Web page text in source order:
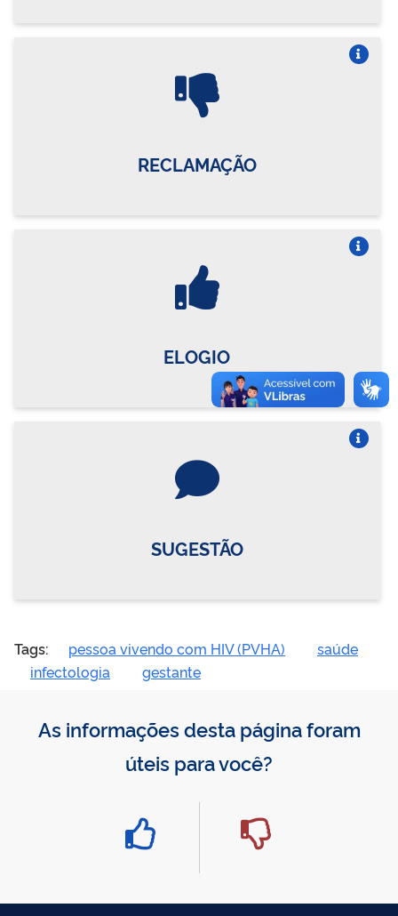
RECLAMAÇÃO
ELOGIO
SUGESTÃO
Tags: pessoa vivendo com HIV (PVHA)
saúde
infectologia
gestante
As informações desta página foram
úteis para você?